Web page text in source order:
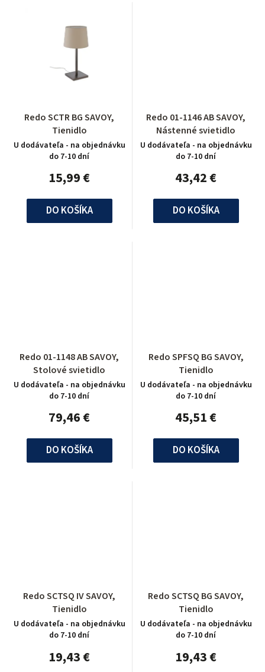
Redo SCTR BG SAVOY,
Tienidlo
U dodávateľa - na objednávku
do 7-10 dní
15,99 €
DO KOŠÍKA
Redo 01-1146 AB SAVOY,
Nástenné svietidlo
U dodávateľa - na objednávku
do 7-10 dní
43,42 €
DO KOŠÍKA
Redo 01-1148 AB SAVOY,
Stolové svietidlo
U dodávateľa - na objednávku
do 7-10 dní
79,46 €
DO KOŠÍKA
Redo SPFSQ BG SAVOY,
Tienidlo
U dodávateľa - na objednávku
do 7-10 dní
45,51 €
DO KOŠÍKA
Redo SCTSQ IV SAVOY,
Tienidlo
U dodávateľa - na objednávku
do 7-10 dní
19,43 €
Redo SCTSQ BG SAVOY,
Tienidlo
U dodávateľa - na objednávku
do 7-10 dní
19,43 €